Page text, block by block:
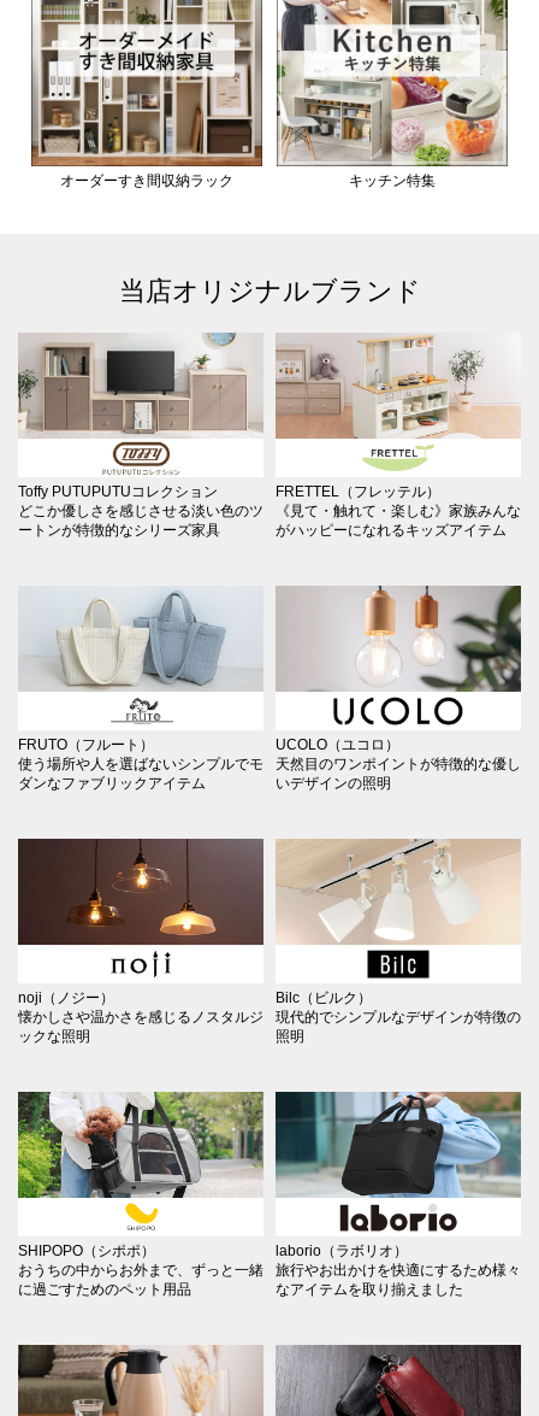
オーダーすき間収納ラック キッチン特集
当店オリジナルブランド
Toffy PUTUPUTUコレクション
どこか優しさを感じさせる淡い色のツ
ートンが特徴的なシリーズ家具
FRETTEL（フレッテル）
《見て・触れて・楽しむ》家族みんな
がハッピーになれるキッズアイテム
FRUTO（フルート）
使う場所や人を選ばないシンプルでモ
ダンなファブリックアイテム
UCOLO（ユコロ）
天然目のワンポイントが特徴的な優し
いデザインの照明
noji（ノジー）
懐かしさや温かさを感じるノスタルジ
ックな照明
Bilc（ビルク）
現代的でシンプルなデザインが特徴の
照明
SHIPOPO（シポポ）
おうちの中からお外まで、ずっと一緒
に過ごすためのペット用品
laborio（ラボリオ）
旅行やお出かけを快適にするため様々
なアイテムを取り揃えました